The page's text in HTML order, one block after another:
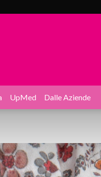
UpMed Dalle Aziende